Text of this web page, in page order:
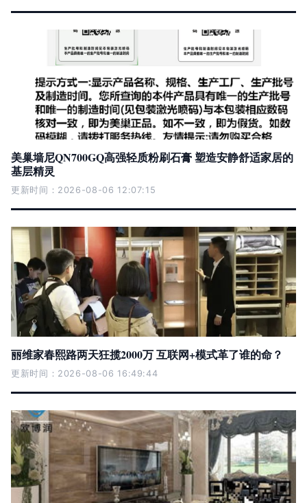
美巢墙尼QN700GQ高强轻质粉刷石膏 塑造安静舒适家居的
基层精灵
更新时间：2026-08-06 12:07:15
丽维家春熙路两天狂揽2000万 互联网+模式革了谁的命？
更新时间：2026-08-06 16:49:44